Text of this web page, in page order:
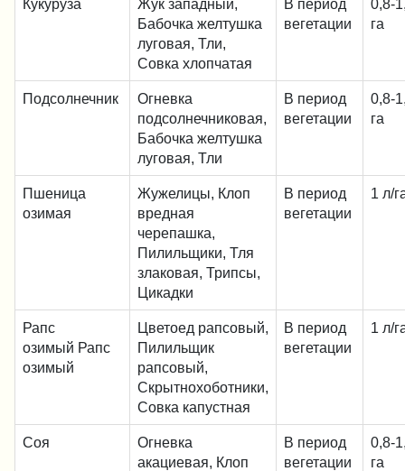
Кукуруза
Жук западный,
Бабочка желтушка
луговая, Тли,
Совка хлопчатая
В период
вегетации
0,8-
га
Подсолнечник
Огневка
подсолнечниковая,
Бабочка желтушка
луговая, Тли
В период
вегетации
0,8-
га
Пшеница
озимая
Жужелицы, Клоп
вредная
черепашка,
Пилильщики, Тля
злаковая, Трипсы,
Цикадки
В период
вегетации
1 л/
Рапс
озимый Рапс
озимый
Цветоед рапсовый,
Пилильщик
рапсовый,
Скрытнохоботники,
Совка капустная
В период
вегетации
1 л/
Соя
Огневка
акациевая, Клоп
В период
вегетации
0,8-
га